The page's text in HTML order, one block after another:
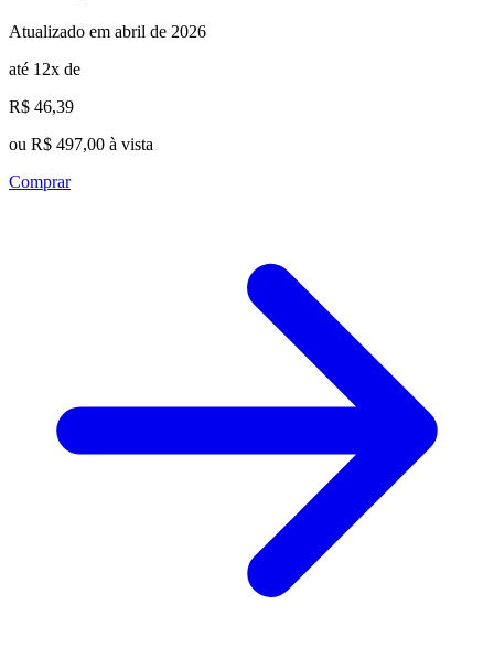
Atualizado em abril de 2026
até 12x de
R$ 46,39
ou R$ 497,00 à vista
Comprar